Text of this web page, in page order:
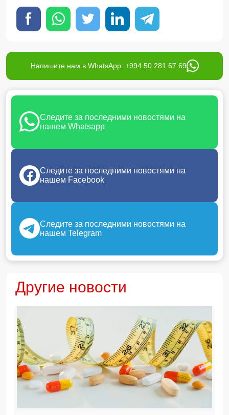
Напишите нам в WhatsApp: +994 50 281 67 69
Следите за последними новостями на
нашем Whatsapp
Следите за последними новостями на
нашем Facebook
Следите за последними новостями на
нашем Telegram
Другие новости